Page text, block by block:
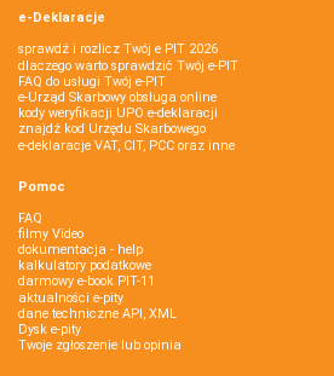
e-Deklaracje
sprawdź i rozlicz Twój e PIT 2026
dlaczego warto sprawdzić Twój e-PIT
FAQ do usługi Twój e-PIT
e-Urząd Skarbowy obsługa online
kody weryfikacji UPO e-deklaracji
znajdź kod Urzędu Skarbowego
e-deklaracje VAT, CIT, PCC oraz inne
Pomoc
FAQ
filmy Video
dokumentacja - help
kalkulatory podatkowe
darmowy e-book PIT-11
aktualności e-pity
dane techniczne API, XML
Dysk e-pity
Twoje zgłoszenie lub opinia